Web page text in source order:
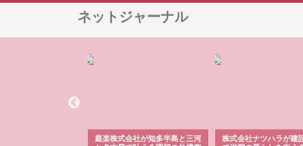
ネットジャーナル
庭楽株式会社が知多半島と三河
株式会社ナツハラが建